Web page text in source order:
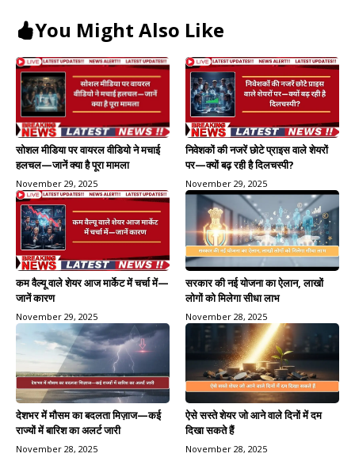
You Might Also Like
सोशल मीडिया पर वायरल वीडियो ने मचाई
हलचल—जानें क्या है पूरा मामला
November 29, 2025
निवेशकों की नजरें छोटे प्राइस वाले शेयरों
पर—क्यों बढ़ रही है दिलचस्पी?
November 29, 2025
कम वैल्यू वाले शेयर आज मार्केट में चर्चा में—
जानें कारण
November 29, 2025
सरकार की नई योजना का ऐलान, लाखों
लोगों को मिलेगा सीधा लाभ
November 28, 2025
देशभर में मौसम का बदलता मिज़ाज—कई
राज्यों में बारिश का अलर्ट जारी
November 28, 2025
ऐसे सस्ते शेयर जो आने वाले दिनों में दम
दिखा सकते हैं
November 28, 2025